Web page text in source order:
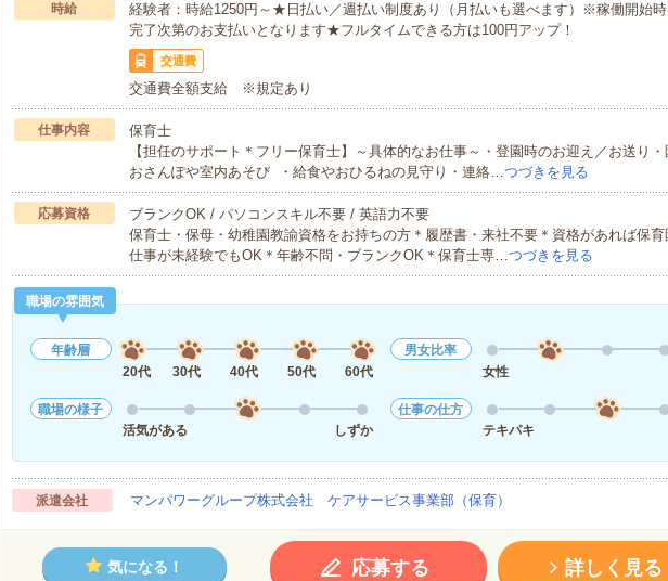
時給
経験者：時給1250円～★日払い／週払い制度あり（月払いも選べます）※稼働開始時
完了次第のお支払いとなります★フルタイムできる方は100円アップ！
交通費
交通費全額支給 ※規定あり
仕事内容
保育士
【担任のサポート＊フリー保育士】～具体的なお仕事～・登園時のお迎え／お送り
おさんぽや室内あそび ・給食やおひるねの見守り・連絡…つづきを見る
応募資格
ブランクOK / パソコンスキル不要 / 英語力不要
保育士・保母・幼稚園教諭資格をお持ちの方＊履歴書・来社不要＊資格があれば保育
仕事が未経験でもOK＊年齢不問・ブランクOK＊保育士専…つづきを見る
職場の雰囲気
年齢層
20代
30代 40代 50代 60代
男女比率
女性
職場の様子
活気がある
しずか
仕事の仕方
テキパキ
派遣会社 マンパワーグループ株式会社 ケアサービス事業部（保育）
気になる！ 応募する 詳しく見る